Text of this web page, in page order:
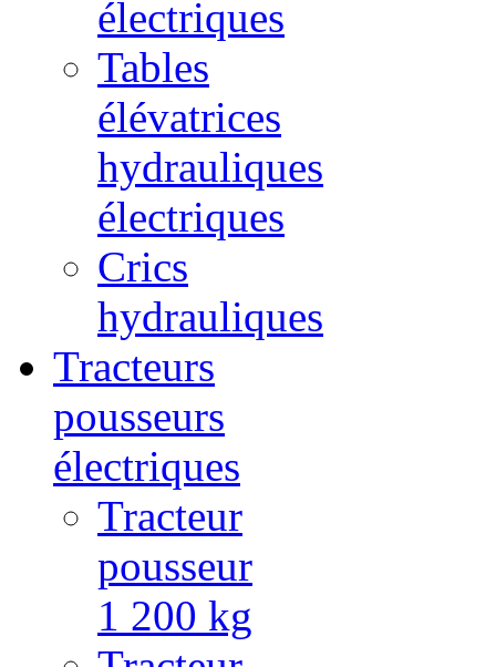
électriques
Tables
élévatrices
hydrauliques
électriques
Crics
hydrauliques
Tracteurs
pousseurs
électriques
Tracteur
pousseur
1 200 kg